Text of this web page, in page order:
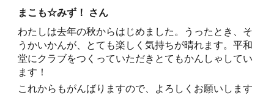
まこも☆みず！ さん
わたしは去年の秋からはじめました。うったとき、そ
うかいかんが、とても楽しく気持ちが晴れます。平和
堂にクラブをつくっていただきとてもかんしゃしてい
ます！
これからもがんばりますので、よろしくお願いします